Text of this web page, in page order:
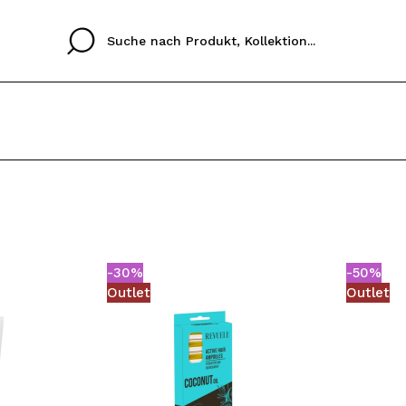
ICH
Durch die Erstellung
Einkäufe schnell
ESPAÑOL
-30%
Outlet
-50%
Outlet
colori